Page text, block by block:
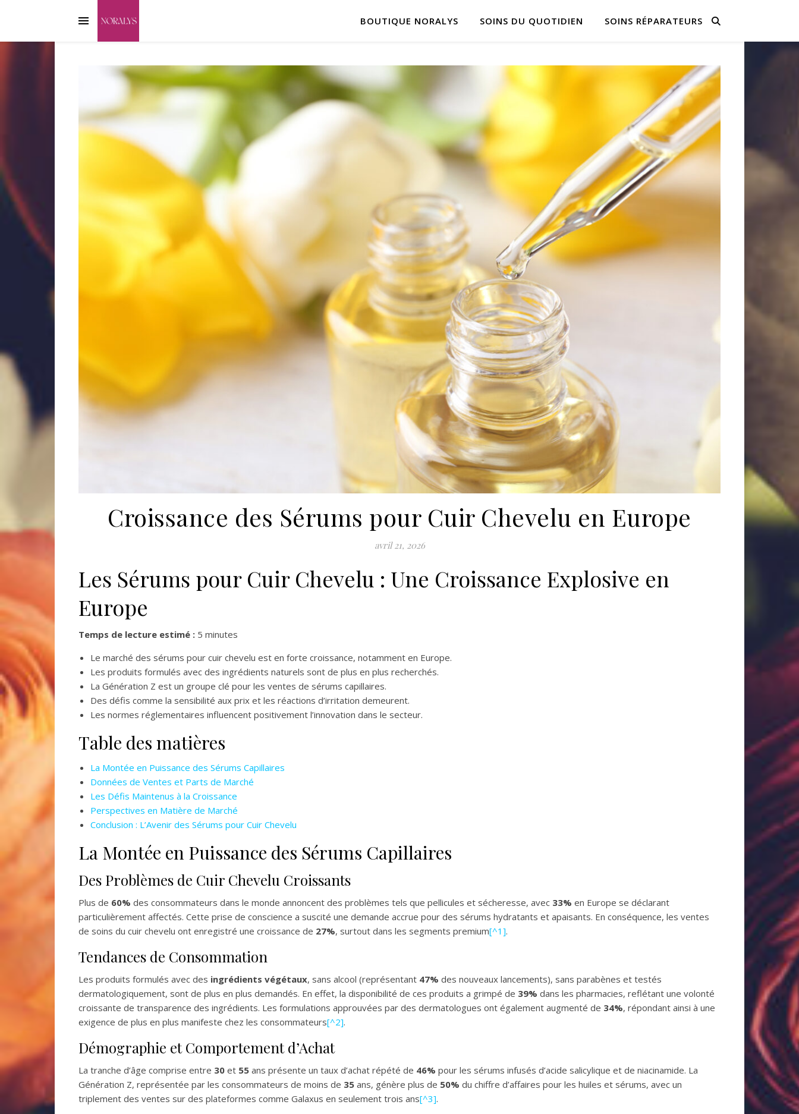
BOUTIQUE NORALYS SOINS DU QUOTIDIEN SOINS RÉPARATEURS
Croissance des Sérums pour Cuir Chevelu en Europe
avril 21, 2026
Les Sérums pour Cuir Chevelu : Une Croissance Explosive en
Europe
Temps de lecture estimé : 5 minutes
Le marché des sérums pour cuir chevelu est en forte croissance, notamment en Europe.
Les produits formulés avec des ingrédients naturels sont de plus en plus recherchés.
La Génération Z est un groupe clé pour les ventes de sérums capillaires.
Des défis comme la sensibilité aux prix et les réactions d’irritation demeurent.
Les normes réglementaires influencent positivement l’innovation dans le secteur.
Table des matières
La Montée en Puissance des Sérums Capillaires
Données de Ventes et Parts de Marché
Les Défis Maintenus à la Croissance
Perspectives en Matière de Marché
Conclusion : L’Avenir des Sérums pour Cuir Chevelu
La Montée en Puissance des Sérums Capillaires
Des Problèmes de Cuir Chevelu Croissants
Plus de 60% des consommateurs dans le monde annoncent des problèmes tels que pellicules et sécheresse, avec 33% en Europe se déclarant
particulièrement affectés. Cette prise de conscience a suscité une demande accrue pour des sérums hydratants et apaisants. En conséquence, les ventes
de soins du cuir chevelu ont enregistré une croissance de 27%, surtout dans les segments premium[^1].
Tendances de Consommation
Les produits formulés avec des ingrédients végétaux, sans alcool (représentant 47% des nouveaux lancements), sans parabènes et testés
dermatologiquement, sont de plus en plus demandés. En effet, la disponibilité de ces produits a grimpé de 39% dans les pharmacies, reflétant une volonté
croissante de transparence des ingrédients. Les formulations approuvées par des dermatologues ont également augmenté de 34%, répondant ainsi à une
exigence de plus en plus manifeste chez les consommateurs[^2].
Démographie et Comportement d’Achat
La tranche d’âge comprise entre 30 et 55 ans présente un taux d’achat répété de 46% pour les sérums infusés d’acide salicylique et de niacinamide. La
Génération Z, représentée par les consommateurs de moins de 35 ans, génère plus de 50% du chiffre d’affaires pour les huiles et sérums, avec un
triplement des ventes sur des plateformes comme Galaxus en seulement trois ans[^3].